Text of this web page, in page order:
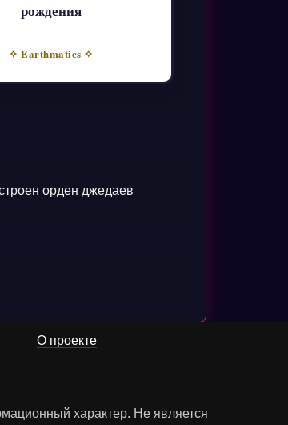
рождения
✧ Earthmatics ✧
орден джедаев
О проекте
характер. Не является